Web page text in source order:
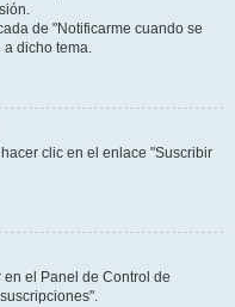
de "Notificarme cuando se
dicho tema.
clic en el enlace "Suscribir
el Panel de Control de